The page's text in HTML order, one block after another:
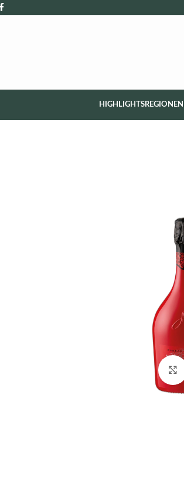
HIGHLIGHTSREGIONEN